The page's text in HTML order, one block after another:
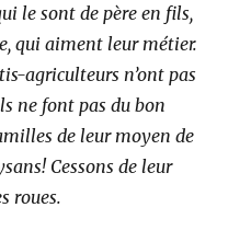
le sont de père en fils,
qui aiment leur métier.
agriculteurs n’ont pas
ne font pas du bon
de leur moyen de
Cessons de leur
roues.